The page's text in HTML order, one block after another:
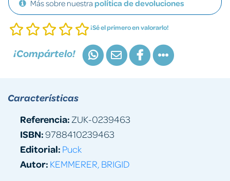
Más sobre nuestra política de devoluciones
¡Sé el primero en valorarlo!
¡Compártelo!
Características
Referencia: ZUK-0239463
ISBN:9788410239463
Editorial: Puck
Autor: KEMMERER, BRIGID